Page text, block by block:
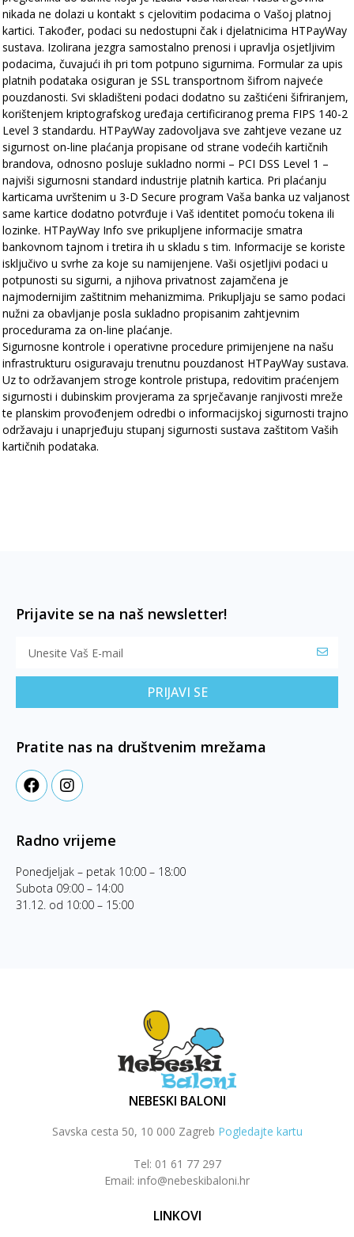
nikada ne dolazi u kontakt s cjelovitim podacima o Vašoj platnoj
kartici. Također, podaci su nedostupni čak i djelatnicima HTPayWay
sustava. Izolirana jezgra samostalno prenosi i upravlja osjetljivim
podacima, čuvajući ih pri tom potpuno sigurnima. Formular za upis
platnih podataka osiguran je SSL transportnom šifrom najveće
pouzdanosti. Svi skladišteni podaci dodatno su zaštićeni šifriranjem,
korištenjem kriptografskog uređaja certificiranog prema FIPS 140-2
Level 3 standardu. HTPayWay zadovoljava sve zahtjeve vezane uz
sigurnost on-line plaćanja propisane od strane vodećih kartičnih
brandova, odnosno posluje sukladno normi – PCI DSS Level 1 –
najviši sigurnosni standard industrije platnih kartica. Pri plaćanju
karticama uvrštenim u 3-D Secure program Vaša banka uz valjanost
same kartice dodatno potvrđuje i Vaš identitet pomoću tokena ili
lozinke. HTPayWay Info sve prikupljene informacije smatra
bankovnom tajnom i tretira ih u skladu s tim. Informacije se koriste
isključivo u svrhe za koje su namijenjene. Vaši osjetljivi podaci u
potpunosti su sigurni, a njihova privatnost zajamčena je
najmodernijim zaštitnim mehanizmima. Prikupljaju se samo podaci
nužni za obavljanje posla sukladno propisanim zahtjevnim
procedurama za on-line plaćanje.
Sigurnosne kontrole i operativne procedure primijenjene na našu
infrastrukturu osiguravaju trenutnu pouzdanost HTPayWay sustava.
Uz to održavanjem stroge kontrole pristupa, redovitim praćenjem
sigurnosti i dubinskim provjerama za sprječavanje ranjivosti mreže
te planskim provođenjem odredbi o informacijskoj sigurnosti trajno
održavaju i unaprjeđuju stupanj sigurnosti sustava zaštitom Vaših
kartičnih podataka.
Prijavite se na naš newsletter!
PRIJAVI SE
Pratite nas na društvenim mrežama
Radno vrijeme
Ponedjeljak – petak 10:00 – 18:00
Subota 09:00 – 14:00
31.12. od 10:00 – 15:00
NEBESKI BALONI
Savska cesta 50, 10 000 Zagreb Pogledajte kartu
Tel: 01 61 77 297
Email: info@nebeskibaloni.hr
LINKOVI